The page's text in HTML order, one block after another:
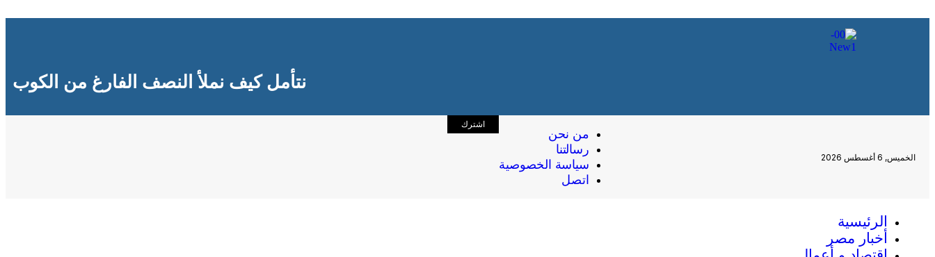
نتأمل كيف نملأ النصف الفارغ من الكوب
الخميس, 6 أغسطس 2026
من نحن
رسالتنا
سياسة الخصوصية
اتصل
اشترك
الرئيسية
أخبار مصر